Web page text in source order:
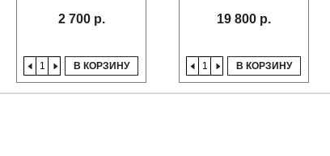
2 700 р.
В КОРЗИНУ
19 800 р.
В КОРЗИНУ